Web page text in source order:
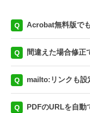
Acrobat無料版で
間違えた場合修正
mailto:リンクも設
PDFのURLを自動